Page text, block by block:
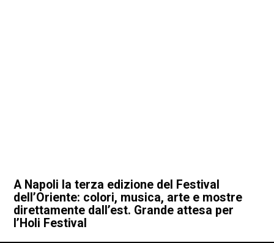
A Napoli la terza edizione del Festival
dell’Oriente: colori, musica, arte e mostre
direttamente dall’est. Grande attesa per
l’Holi Festival